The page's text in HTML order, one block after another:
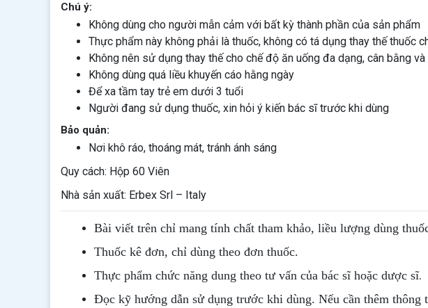
Chú ý:
Không dùng cho người mẫn cảm với bất kỳ thành phần của sản phẩm
Thực phẩm này không phải là thuốc, không có tá dụng thay thế thuốc
Không nên sử dụng thay thế cho chế độ ăn uống đa dạng, cân bằng
Không dùng quá liều khuyến cáo hằng ngày
Để xa tầm tay trẻ em dưới 3 tuổi
Người đang sử dụng thuốc, xin hỏi ý kiến bác sĩ trước khi dùng
Bảo quản:
Nơi khô ráo, thoáng mát, tránh ánh sáng
Quy cách: Hộp 60 Viên
Nhà sản xuất: Erbex Srl – Italy
Bài viết trên chỉ mang tính chất tham khảo, liều lượng dùng
Thuốc kê đơn, chỉ dùng theo đơn thuốc.
Thực phẩm chức năng dung theo tư vấn của bác sĩ hoặc dược sĩ.
Đọc kỹ hướng dẫn sử dụng trước khi dùng. Nếu cần thêm